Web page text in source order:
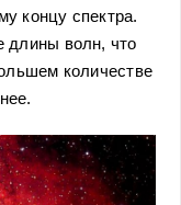
концу спектра.
длины волн, что
количестве